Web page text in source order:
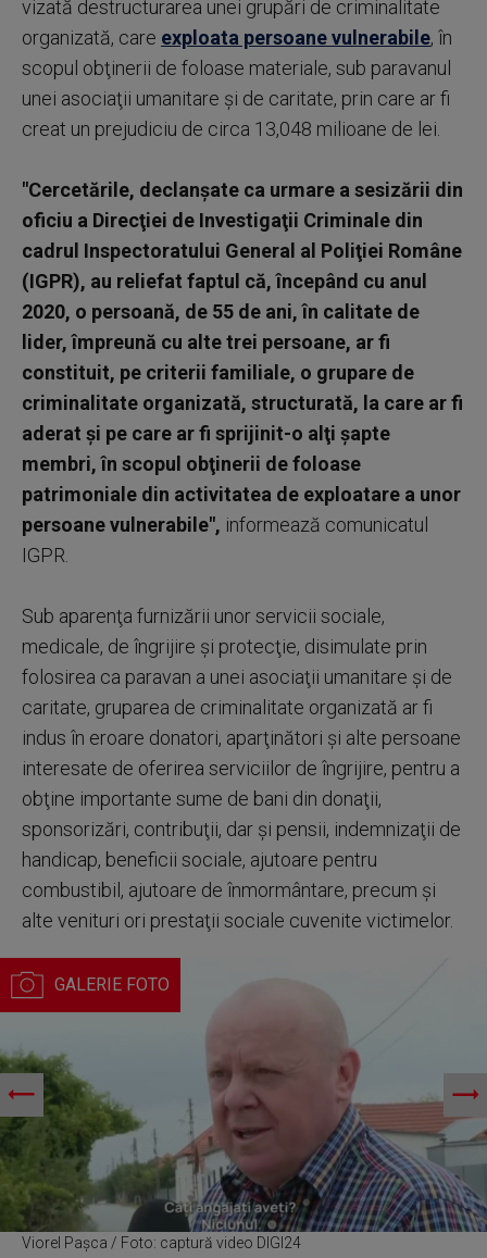
vizată destructurarea unei grupări de criminalitate
organizată, care exploata persoane vulnerabile, în
scopul obţinerii de foloase materiale, sub paravanul
unei asociaţii umanitare şi de caritate, prin care ar fi
creat un prejudiciu de circa 13,048 milioane de lei.
"Cercetările, declanşate ca urmare a sesizării din
oficiu a Direcţiei de Investigaţii Criminale din
cadrul Inspectoratului General al Poliţiei Române
(IGPR), au reliefat faptul că, începând cu anul
2020, o persoană, de 55 de ani, în calitate de
lider, împreună cu alte trei persoane, ar fi
constituit, pe criterii familiale, o grupare de
criminalitate organizată, structurată, la care ar fi
aderat şi pe care ar fi sprijinit-o alţi şapte
membri, în scopul obţinerii de foloase
patrimoniale din activitatea de exploatare a unor
persoane vulnerabile", informează comunicatul
IGPR.
Sub aparenţa furnizării unor servicii sociale,
medicale, de îngrijire şi protecţie, disimulate prin
folosirea ca paravan a unei asociaţii umanitare şi de
caritate, gruparea de criminalitate organizată ar fi
indus în eroare donatori, aparţinători şi alte persoane
interesate de oferirea serviciilor de îngrijire, pentru a
obţine importante sume de bani din donaţii,
sponsorizări, contribuţii, dar şi pensii, indemnizaţii de
handicap, beneficii sociale, ajutoare pentru
combustibil, ajutoare de înmormântare, precum şi
alte venituri ori prestaţii sociale cuvenite victimelor.
Viorel Pașca / Foto: captură video DIGI24